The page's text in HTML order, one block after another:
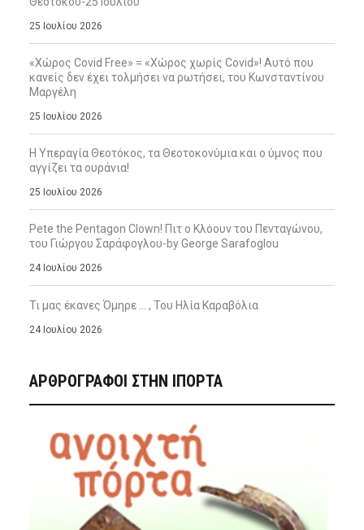
25 Ιουλίου 2026
«Χώρος Covid Free» = «Χώρος χωρίς Covid»! Αυτό που
κανείς δεν έχει τολμήσει να ρωτήσει, του Κωνσταντίνου
Μαργέλη
25 Ιουλίου 2026
Η Υπεραγία Θεοτόκος, τα Θεοτοκονύμια και ο ύμνος που
αγγίζει τα ουράνια!
25 Ιουλίου 2026
Pete the Pentagon Clown! Πιτ ο Κλόουν του Πενταγώνου,
του Γιώργου Σαράφογλου-by George Sarafoglou
24 Ιουλίου 2026
Τι μας έκανες Όμηρε … , Του Ηλία Καραβόλια
24 Ιουλίου 2026
ΑΡΘΡΟΓΡΑΦΟΙ ΣΤΗΝ IΠΟΡΤΑ